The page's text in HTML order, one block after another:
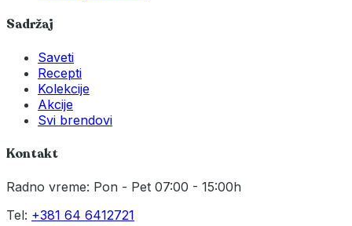
Sadržaj
Saveti
Recepti
Kolekcije
Akcije
Svi brendovi
Kontakt
Radno vreme: Pon - Pet 07:00 - 15:00h
Tel: +381 64 6412721